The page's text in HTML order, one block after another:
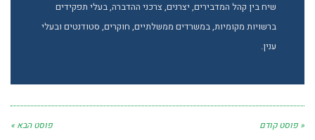
שיח בין קהל המדבירים, יצרנים, צרכני ההדברה, בעלי תפקידים
ברשויות מקומיות, במשרדים ממשלתיים, חוקרים, סטודנטים ובעלי
ענין.
« פוסט קודם פוסט הבא »